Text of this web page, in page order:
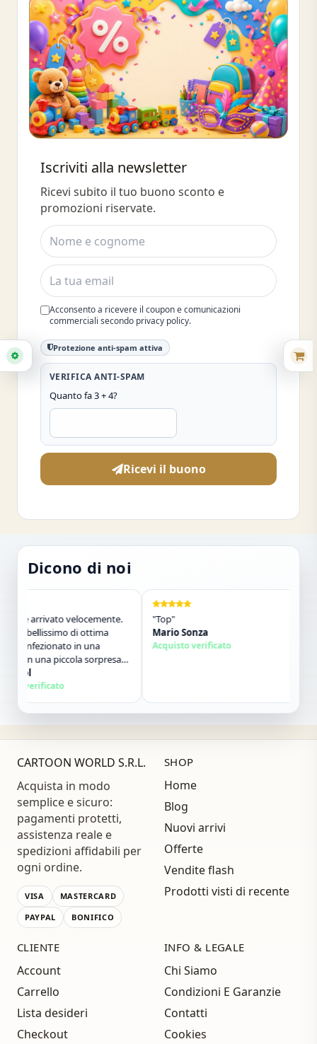
del 10%
Iscriviti alla newsletter
Ricevi subito il tuo buono sconto e
promozioni riservate.
Acconsento a ricevere il coupon e comunicazioni
commerciali secondo privacy policy.
Protezione anti-spam attiva
VERIFICA ANTI-SPAM
Quanto fa 3 + 4?
Ricevi il buono
Dicono di noi
è arrivato velocemente.
bellissimo di ottima
in una
con una piccola sorpresa
Tutto perfetto. Lo
vivamente. Grazie ,alla
verificato
"Top"
Mario Sonza
Acquisto verificato
CARTOON WORLD S.R.L.
Acquista in modo
semplice e sicuro:
pagamenti protetti,
assistenza reale e
spedizioni affidabili per
ogni ordine.
VISA
MASTERCARD
PAYPAL
BONIFICO
SHOP
Home
Blog
Nuovi arrivi
Offerte
Vendite flash
Prodotti visti di recente
CLIENTE
Account
Carrello
Lista desideri
Checkout
INFO & LEGALE
Chi Siamo
Condizioni E Garanzie
Contatti
Cookies